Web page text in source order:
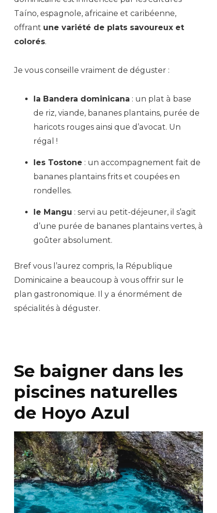
Taíno, espagnole, africaine et caribéenne,
offrant une variété de plats savoureux et
colorés.
Je vous conseille vraiment de déguster :
la Bandera dominicana : un plat à base
de riz, viande, bananes plantains, purée de
haricots rouges ainsi que d’avocat. Un
régal !
les Tostone : un accompagnement fait de
bananes plantains frits et coupées en
rondelles.
le Mangu : servi au petit-déjeuner, il s’agit
d’une purée de bananes plantains vertes, à
goûter absolument.
Bref vous l’aurez compris, la République
Dominicaine a beaucoup à vous offrir sur le
plan gastronomique. Il y a énormément de
spécialités à déguster.
Se baigner dans les
piscines naturelles
de Hoyo Azul